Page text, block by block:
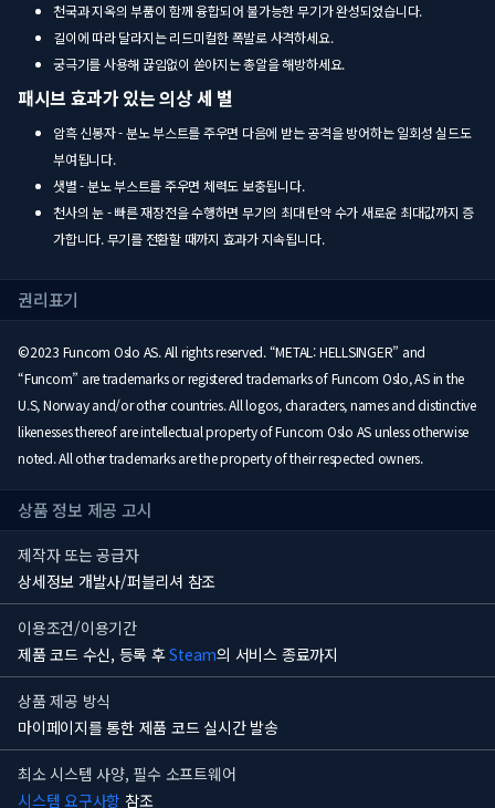
천국과 지옥의 부품이 함께 융합되어 불가능한 무기가 완성되었습니다.
길이에 따라 달라지는 리드미컬한 폭발로 사격하세요.
궁극기를 사용해 끊임없이 쏟아지는 총알을 해방하세요.
패시브 효과가 있는 의상 세 벌
암흑 신봉자 - 분노 부스트를 주우면 다음에 받는 공격을 방어하는 일회성 실드도
부여됩니다.
샛별 - 분노 부스트를 주우면 체력도 보충됩니다.
천사의 눈 - 빠른 재장전을 수행하면 무기의 최대 탄약 수가 새로운 최대값까지 증
가합니다. 무기를 전환할 때까지 효과가 지속됩니다.
권리표기
©2023 Funcom Oslo AS. All rights reserved. “METAL: HELLSINGER” and
“Funcom” are trademarks or registered trademarks of Funcom Oslo, AS in the
U.S, Norway and/or other countries. All logos, characters, names and distinctive
likenesses thereof are intellectual property of Funcom Oslo AS unless otherwise
noted. All other trademarks are the property of their respected owners.
상품 정보 제공 고시
제작자 또는 공급자
상세정보 개발사/퍼블리셔 참조
이용조건/이용기간
제품 코드 수신, 등록 후Steam의 서비스 종료까지
상품 제공 방식
마이페이지를 통한 제품 코드 실시간 발송
최소 시스템 사양, 필수 소프트웨어
시스템 요구사항 참조